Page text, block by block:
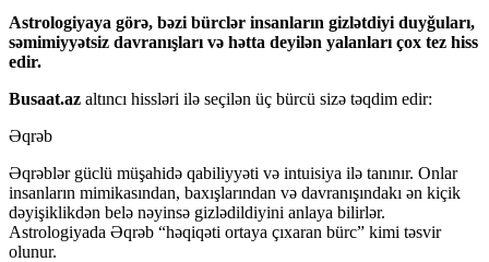
Astrologiyaya görə, bəzi bürclər insanların gizlətdiyi duyğuları,
səmimiyyətsiz davranışları və hətta deyilən yalanları çox tez hiss
edir.
Busaat.az altıncı hissləri ilə seçilən üç bürcü sizə təqdim edir:
Əqrəb
Əqrəblər güclü müşahidə qabiliyyəti və intuisiya ilə tanınır. Onlar
insanların mimikasından, baxışlarından və davranışındakı ən kiçik
dəyişiklikdən belə nəyinsə gizlədildiyini anlaya bilirlər.
Astrologiyada Əqrəb “həqiqəti ortaya çıxaran bürc” kimi təsvir
olunur.